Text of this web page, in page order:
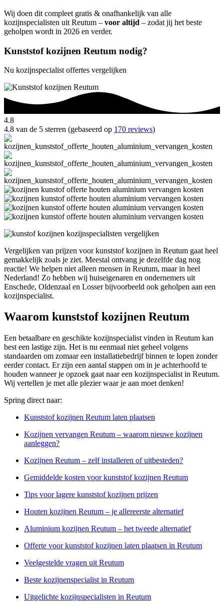
Wij doen dit compleet gratis & onafhankelijk van alle
kozijnspecialisten uit Reutum – voor altijd – zodat jij het beste
geholpen wordt in 2026 en verder.
Kunststof kozijnen Reutum nodig?
Nu kozijnspecialist offertes vergelijken
4.8
4.8 van de 5 sterren (gebaseerd op 170 reviews)
Vergelijken van prijzen voor kunststof kozijnen in Reutum gaat heel
gemakkelijk zoals je ziet. Meestal ontvang je dezelfde dag nog
reactie! We helpen niet alleen mensen in Reutum, maar in heel
Nederland! Zo hebben wij huiseigenaren en ondernemers uit
Enschede, Oldenzaal en Losser bijvoorbeeld ook geholpen aan een
kozijnspecialist.
Waarom kunststof kozijnen Reutum
Een betaalbare en geschikte kozijnspecialist vinden in Reutum kan
best een lastige zijn. Het is nu eenmaal niet geheel volgens
standaarden om zomaar een installatiebedrijf binnen te lopen zonder
eerder contact. Er zijn een aantal stappen om in je achterhoofd te
houden wanneer je opzoek gaat naar een kozijnspecialist in Reutum.
Wij vertellen je met alle plezier waar je aan moet denken!
Spring direct naar:
Kunststof kozijnen Reutum laten plaatsen
Kozijnen vervangen Reutum – waarom nieuwe kozijnen
aanleggen?
Kozijnen Reutum – zelf installeren of uitbesteden?
Gemiddelde kosten voor kunststof kozijnen Reutum
Tips voor lagere kunststof kozijnen prijzen
Houten kozijnen Reutum – je allereerste alternatief
Aluminium kozijnen Reutum – het tweede alternatief
Offerte voor kunststof kozijnen laten plaatsen in Reutum
Veelgestelde vragen uit Reutum
Beste kozijnenspecialist in Reutum
Uitgelichte kozijnspecialisten in Reutum